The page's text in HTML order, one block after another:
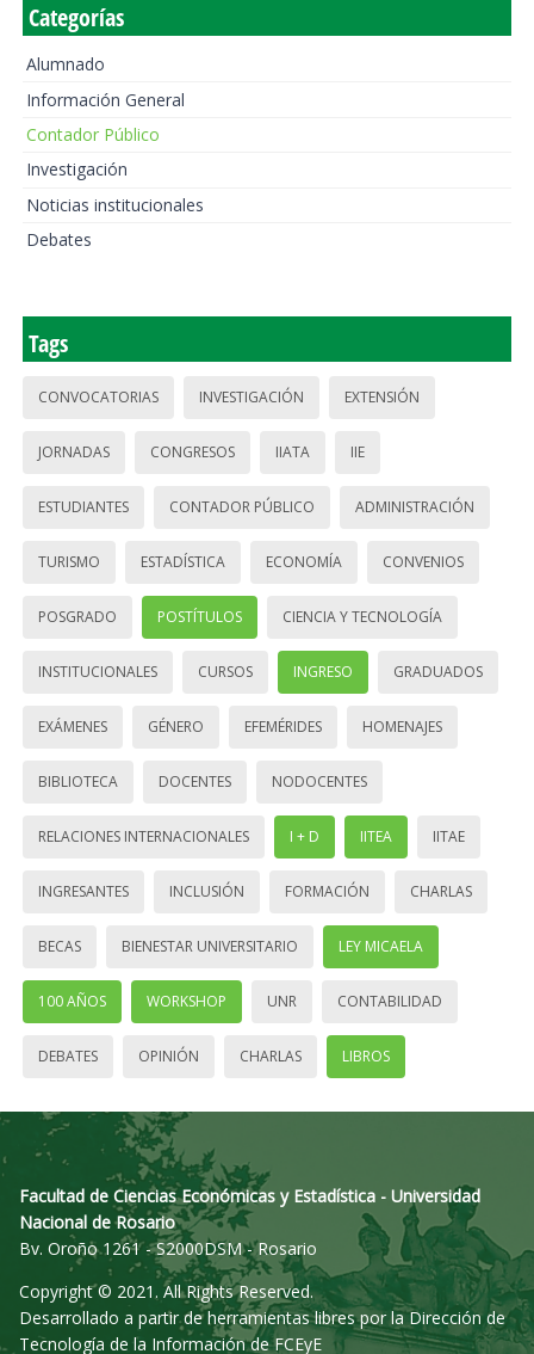
Categorías
Alumnado
Información General
Contador Público
Investigación
Noticias institucionales
Debates
Tags
CONVOCATORIAS INVESTIGACIÓN EXTENSIÓN
JORNADAS CONGRESOS IIATA IIE
ESTUDIANTES CONTADOR PÚBLICO ADMINISTRACIÓN
TURISMO ESTADÍSTICA ECONOMÍA CONVENIOS
POSGRADO POSTÍTULOS CIENCIA Y TECNOLOGÍA
INSTITUCIONALES CURSOS INGRESO GRADUADOS
EXÁMENES GÉNERO EFEMÉRIDES HOMENAJES
BIBLIOTECA DOCENTES NODOCENTES
RELACIONES INTERNACIONALES I + D IITEA IITAE
INGRESANTES INCLUSIÓN FORMACIÓN CHARLAS
BECAS BIENESTAR UNIVERSITARIO LEY MICAELA
100 AÑOS WORKSHOP UNR CONTABILIDAD
DEBATES OPINIÓN CHARLAS LIBROS
Facultad de Ciencias Económicas y Estadística - Universidad
Nacional de Rosario
Bv. Oroño 1261 - S2000DSM - Rosario
Copyright © 2021. All Rights Reserved.
Desarrollado a partir de herramientas libres por la Dirección de
Tecnología de la Información de FCEyE